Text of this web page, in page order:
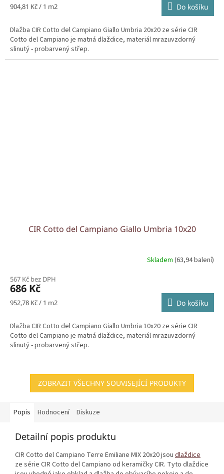
Měrná
904,81 Kč / 1 m2 Do košíku
Dlažba CIR Cotto del Campiano Giallo Umbria 20x20 ze série CIR
Cotto del Campiano je matná dlaždice, materiál mrazuvzdorný
slinutý - probarvený střep.
CIR Cotto del Campiano Giallo Umbria 10x20
Skladem (63,94 balení)
567 Kč bez DPH
686 Kč
Měrná
952,78 Kč / 1 m2 Do košíku
Dlažba CIR Cotto del Campiano Giallo Umbria 10x20 ze série CIR
Cotto del Campiano je matná dlaždice, materiál mrazuvzdorný
slinutý - probarvený střep.
ZOBRAZIT VŠECHNY SOUVISEJÍCÍ PRODUKTY
Popis Hodnocení Diskuze
Detailní popis produktu
CIR Cotto del Campiano Terre Emiliane MIX 20x20 jsou dlaždice
ze série CIR Cotto del Campiano od keramičky CIR. Tyto dlaždice